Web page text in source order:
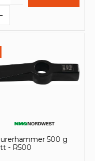
500 g
- R500